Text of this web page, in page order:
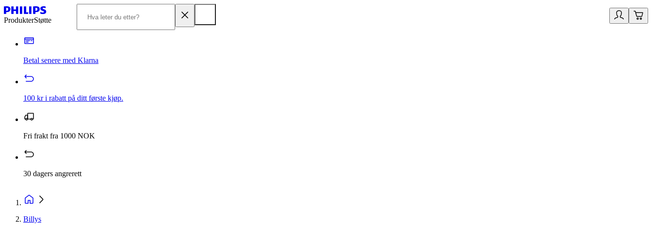
ProdukterStøtte
Betal senere med Klarna
100 kr i rabatt på ditt første kjøp.
Fri frakt fra 1000 NOK
30 dagers angrerett
Billys